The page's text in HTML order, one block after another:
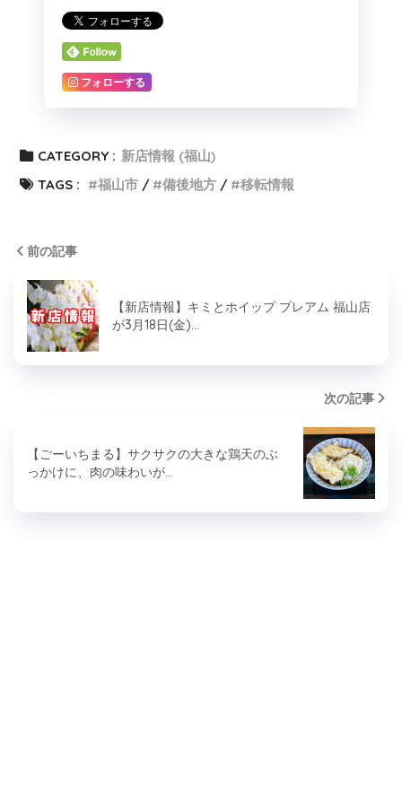
フォローする
CATEGORY : 新店情報 (福山)
TAGS :
福山市 備後地方 移転情報
前の記事
【新店情報】キミとホイップ プレアム 福山店
が3月18日(金)…
次の記事
【ごーいちまる】サクサクの大きな鶏天のぶ
っかけに、肉の味わいが…